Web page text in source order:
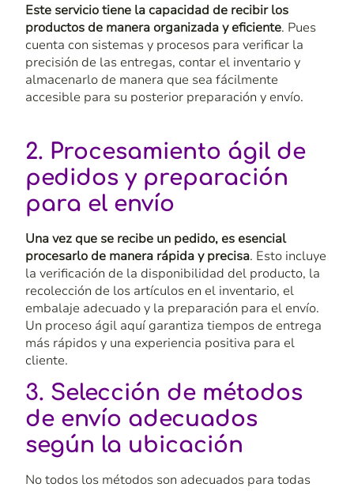
Este servicio tiene la capacidad de recibir los
productos de manera organizada y eficiente. Pues
cuenta con sistemas y procesos para verificar la
precisión de las entregas, contar el inventario y
almacenarlo de manera que sea fácilmente
accesible para su posterior preparación y envío.
2. Procesamiento ágil de
pedidos y preparación
para el envío
Una vez que se recibe un pedido, es esencial
procesarlo de manera rápida y precisa. Esto incluye
la verificación de la disponibilidad del producto, la
recolección de los artículos en el inventario, el
embalaje adecuado y la preparación para el envío.
Un proceso ágil aquí garantiza tiempos de entrega
más rápidos y una experiencia positiva para el
cliente.
3. Selección de métodos
de envío adecuados
según la ubicación
No todos los métodos son adecuados para todas